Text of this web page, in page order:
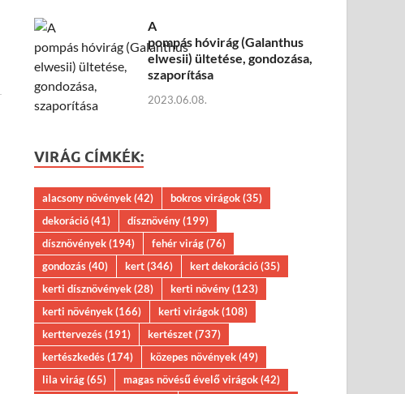
A
pompás hóvirág (Galanthus
elwesii) ültetése, gondozása,
szaporítása
2023.06.08.
VIRÁG CÍMKÉK:
alacsony növények(42) bokros virágok(35)
dekoráció(41) dísznövény(199)
dísznövények(194) fehér virág(76)
gondozás(40) kert(346) kert dekoráció(35)
kerti dísznövények(28) kerti növény(123)
kerti növények(166) kerti virágok(108)
kerttervezés(191) kertészet(737)
kertészkedés(174) közepes növények(49)
lila virág(65) magas növésű évelő virágok(42)